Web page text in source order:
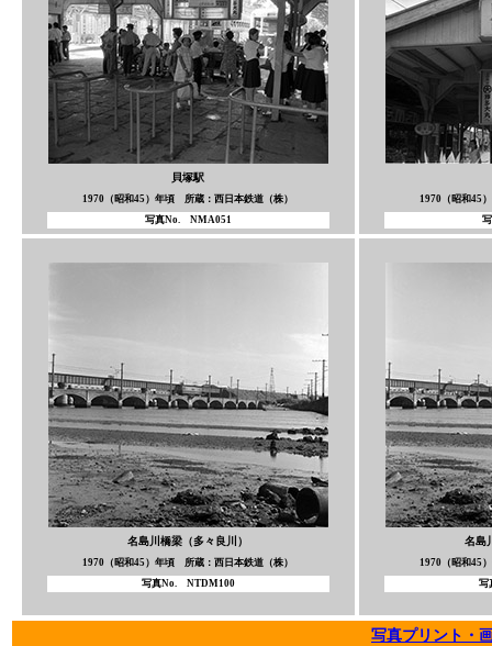
貝塚駅
1970（昭和45）年頃 所蔵：西日本鉄道（株）
写真No. NMA051
1970（昭和45
名島川橋梁（多々良川）
1970（昭和45）年頃 所蔵：西日本鉄道（株）
写真No. NTDM100
名島
1970（昭和45
写
写真プリント・